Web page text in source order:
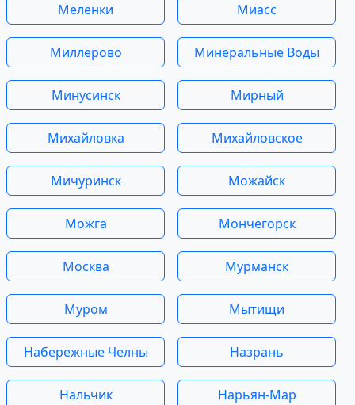
Меленки Миасс
Миллерово Минеральные Воды
Минусинск Мирный
Михайловка Михайловское
Мичуринск Можайск
Можга Мончегорск
Москва Мурманск
Муром Мытищи
Набережные Челны Назрань
Нальчик Нарьян-Мар